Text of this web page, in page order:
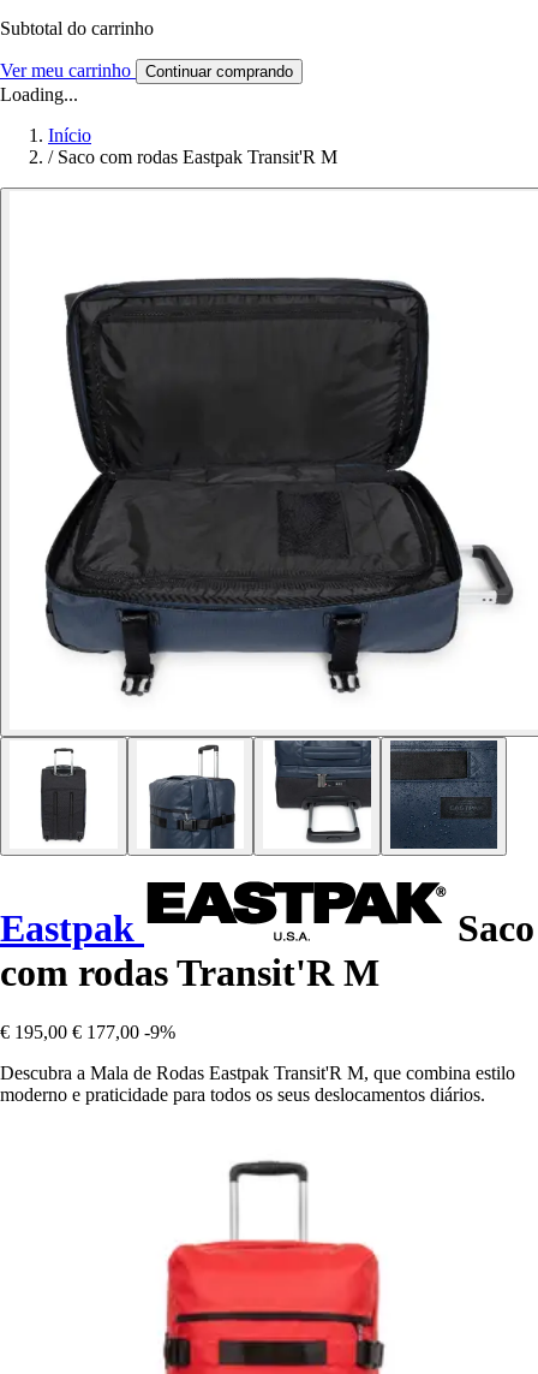
Subtotal do carrinho
Ver meu carrinho Continuar comprando
Loading...
Início
/ Saco com rodas Eastpak Transit'R M
Eastpak
Saco
com rodas Transit'R M
€ 195,00 € 177,00 -9%
Descubra a Mala de Rodas Eastpak Transit'R M, que combina estilo
moderno e praticidade para todos os seus deslocamentos diários.